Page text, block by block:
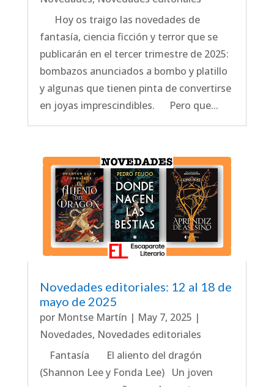
Hoy os traigo las novedades de
fantasía, ciencia ficción y terror que se
publicarán en el tercer trimestre de 2025:
bombazos anunciados a bombo y platillo
y algunas que tienen pinta de convertirse
en joyas imprescindibles. Pero que...
Novedades editoriales: 12 al 18 de
mayo de 2025
por Montse Martín | May 7, 2025 |
Novedades, Novedades editoriales
Fantasía El aliento del dragón
(Shannon Lee y Fonda Lee) Un joven